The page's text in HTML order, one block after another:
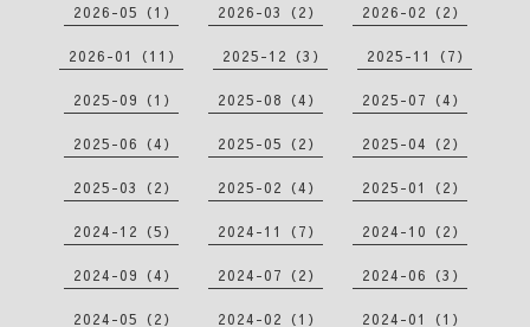
2026-05（1） 2026-03（2） 2026-02（2）
2026-01（11） 2025-12（3） 2025-11（7）
2025-09（1） 2025-08（4） 2025-07（4）
2025-06（4） 2025-05（2） 2025-04（2）
2025-03（2） 2025-02（4） 2025-01（2）
2024-12（5） 2024-11（7） 2024-10（2）
2024-09（4） 2024-07（2） 2024-06（3）
2024-05（2） 2024-02（1） 2024-01（1）